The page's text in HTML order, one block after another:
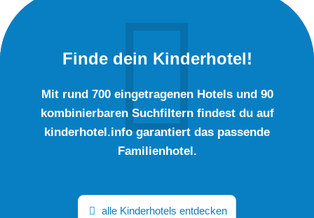
Finde dein Kinderhotel!
Mit rund 700 eingetragenen Hotels und 90
kombinierbaren Suchfiltern findest du auf
kinderhotel.info garantiert das passende
Familienhotel.
alle Kinderhotels entdecken